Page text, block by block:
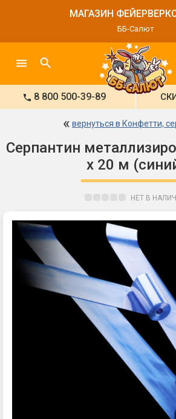
МАГАЗИН
ББ-Салют
8 800 500-39-89
« вернуться в Конфетти,
Серпантин
х 20 м
НЕТ В